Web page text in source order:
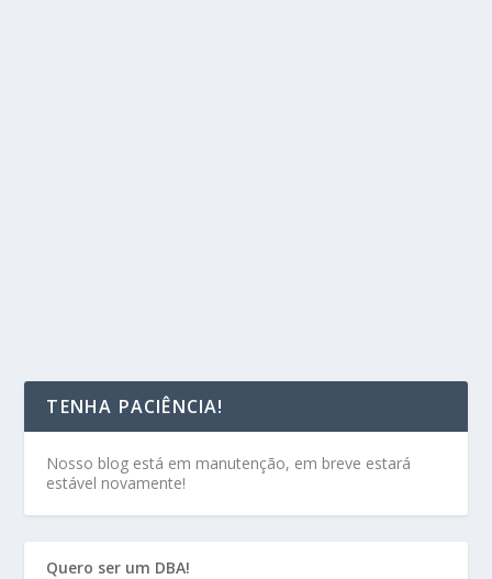
TENHA PACIÊNCIA!
Nosso blog está em manutenção, em breve estará
estável novamente!
Quero ser um DBA!